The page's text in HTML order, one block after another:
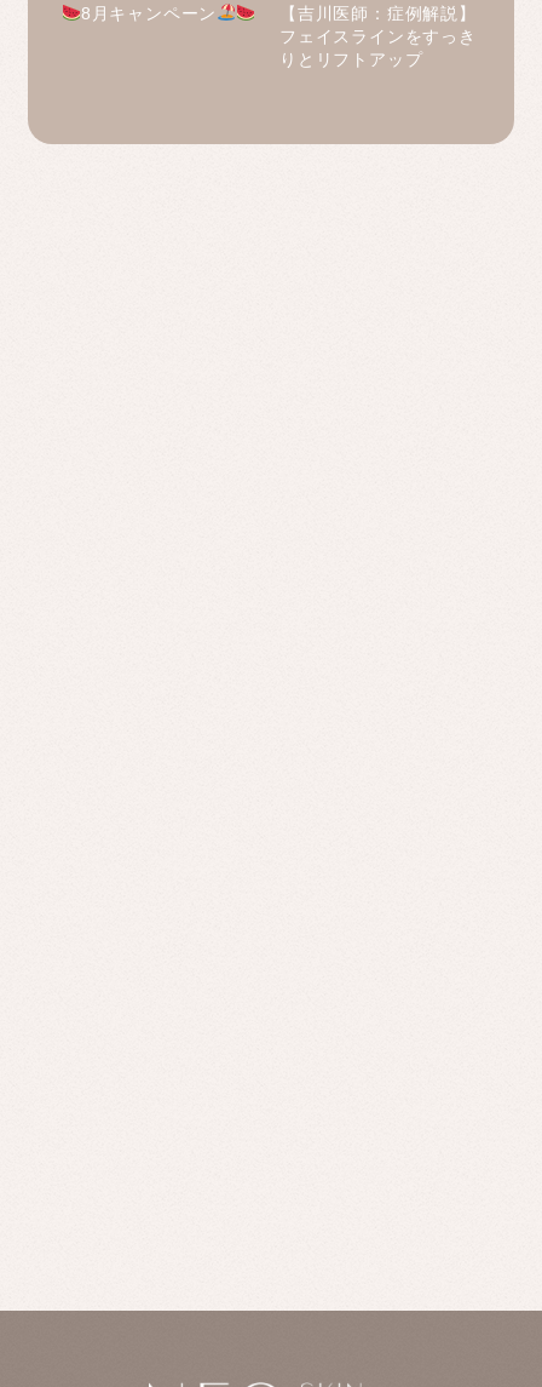
8月キャンペーン
【吉川医師：症例解説】
フェイスラインをすっき
りとリフトアップ